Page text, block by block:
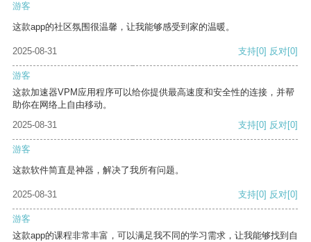
游客
这款app的社区氛围很温馨，让我能够感受到家的温暖。
2025-08-31 支持[0] 反对[0]
游客
这款加速器VPM应用程序可以给你提供最高速度和安全性的连接，并帮
助你在网络上自由移动。
2025-08-31
支持[0] 反对[0]
游客
这款软件简直是神器，解决了我所有问题。
2025-08-31 支持[0] 反对[0]
游客
这款app的课程非常丰富，可以满足我不同的学习需求，让我能够找到自